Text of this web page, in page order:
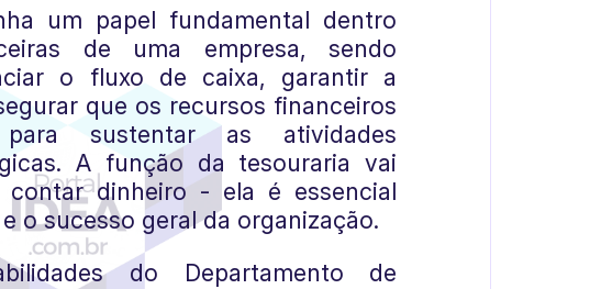
um papel fundamental dentro
de uma empresa, sendo
o fluxo de caixa, garantir a
que os recursos financeiros
sustentar as atividades
A função da tesouraria vai
contar dinheiro - ela é essencial
o sucesso geral da organização.
do Departamento de